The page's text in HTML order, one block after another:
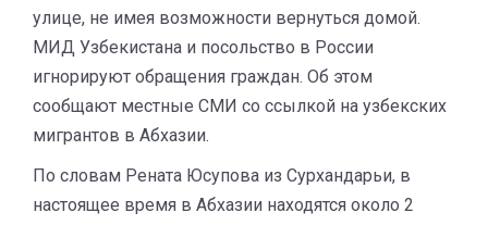
улице, не имея возможности вернуться домой.
МИД Узбекистана и посольство в России
игнорируют обращения граждан. Об этом
сообщают местные СМИ со ссылкой на узбекских
мигрантов в Абхазии.
По словам Рената Юсупова из Сурхандарьи, в
настоящее время в Абхазии находятся около 2